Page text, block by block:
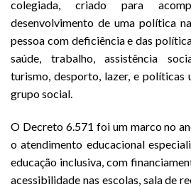
colegiada, criado para
desenvolvimento de uma política
pessoa com deficiência e das
saúde, trabalho, assistência
turismo, desporto, lazer, e políticas
grupo social.
O Decreto 6.571 foi um marco no
o atendimento educacional
educação inclusiva, com
acessibilidade nas escolas, sala de